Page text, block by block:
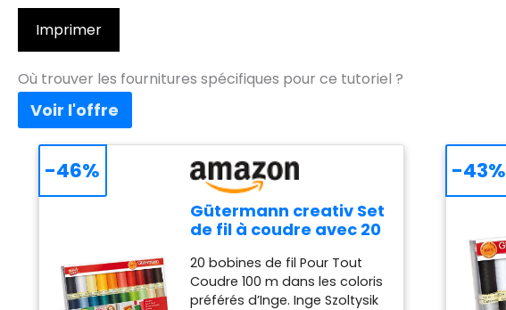
Imprimer
Où trouver les fournitures spécifiques pour ce tutoriel ?
Gütermann creativ Set
de fil à coudre avec 20
Tout Coudre 100 m
dans les coloris
préférés d’Inge
20 bobines de fil Pour Tout
Coudre 100 m dans les coloris
préférés d’Inge. Inge Szoltysik
-46% -43%